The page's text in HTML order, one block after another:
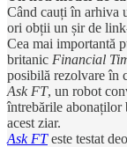
Când cauți în arhiva
ori obții un șir de
Cea mai importantă
britanic Financial
posibilă rezolvare în
Ask FT, un robot
întrebările abonaților
acest ziar.
Ask FTeste testat